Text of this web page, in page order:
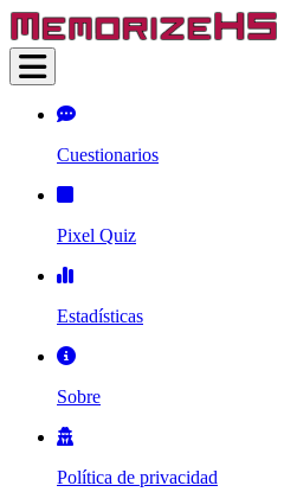
Cuestionarios
Pixel Quiz
Estadísticas
Sobre
Política de privacidad